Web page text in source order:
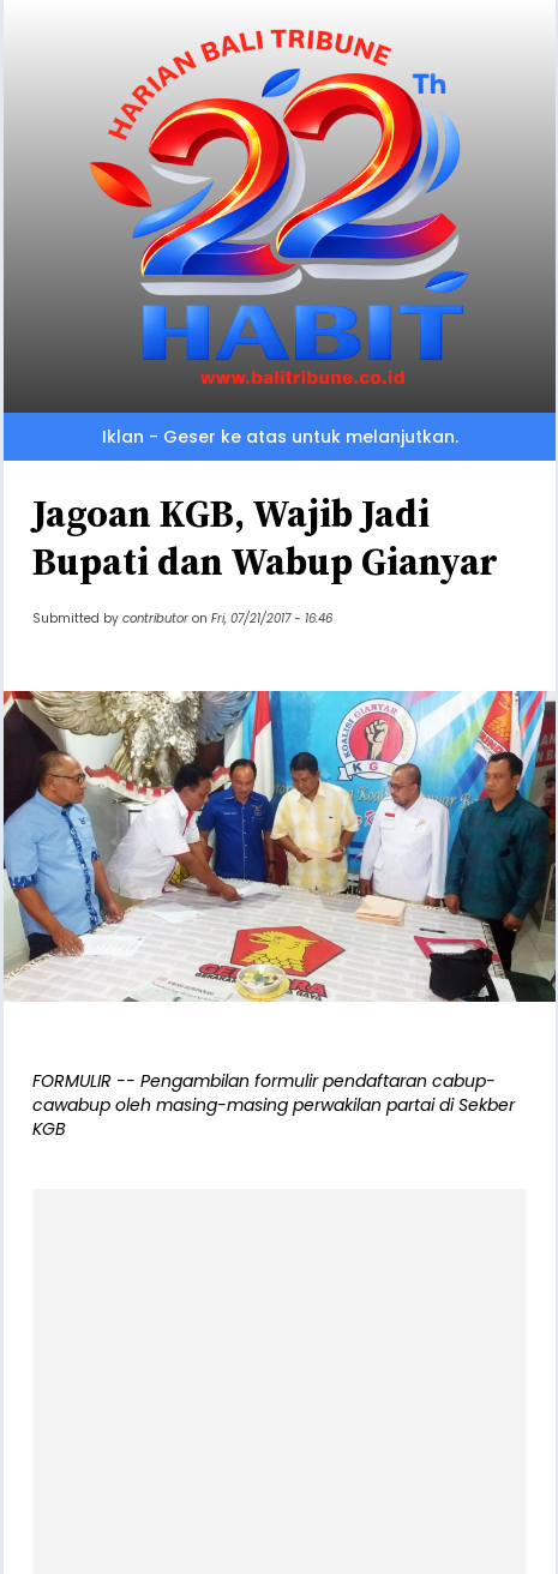
Iklan - Geser ke atas untuk melanjutkan.
Jagoan KGB, Wajib Jadi
Bupati dan Wabup Gianyar
Submitted by contributor on Fri, 07/21/2017 - 16:46
FORMULIR -- Pengambilan formulir pendaftaran cabup-
cawabup oleh masing-masing perwakilan partai di Sekber
KGB